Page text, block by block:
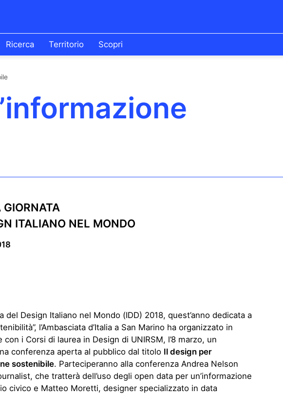
Ricerca Territorio Scopri
ITALIANO NEL MONDO
del Design Italiano nel Mondo (IDD) 2018, quest’anno dedicata a
l’Ambasciata d’Italia a San Marino ha organizzato in
con i Corsi di laurea in Design di UNIRSM, l’8 marzo, un
conferenza aperta al pubblico dal titolo Il design per
sostenibile. Parteciperanno alla conferenza Andrea Nelson
che tratterà dell’uso degli open data per un’informazione
civico e Matteo Moretti, designer specializzato in data